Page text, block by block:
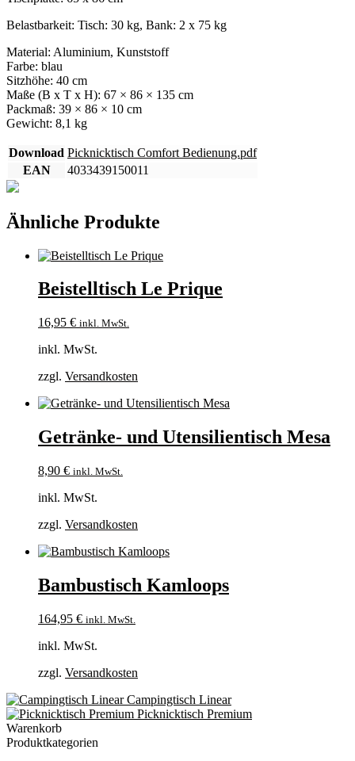
Belastbarkeit: Tisch: 30 kg, Bank: 2 x 75 kg
Material: Aluminium, Kunststoff
Farbe: blau
Sitzhöhe: 40 cm
Maße (B x T x H): 67 × 86 × 135 cm
Packmaß: 39 × 86 × 10 cm
Gewicht: 8,1 kg
Download Picknicktisch Comfort Bedienung.pdf
EAN
4033439150011
Ähnliche Produkte
Beistelltisch Le Prique
16,95 € inkl. MwSt.
inkl. MwSt.
zzgl. Versandkosten
Getränke- und Utensilientisch Mesa
8,90 € inkl. MwSt.
inkl. MwSt.
zzgl. Versandkosten
Bambustisch Kamloops
164,95 € inkl. MwSt.
inkl. MwSt.
zzgl. Versandkosten
Campingtisch Linear
Picknicktisch Premium
Warenkorb
Produktkategorien